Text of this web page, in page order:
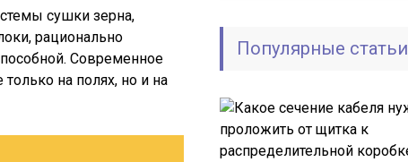
сушки зерна,
рационально
Современное
на полях, но и на
Популярные статьи